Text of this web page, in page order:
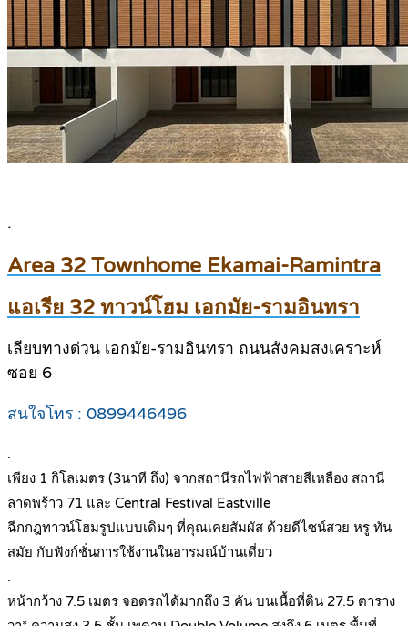
.
Area 32 Townhome Ekamai-Ramintra
แอเรีย 32 ทาวน์โฮม เอกมัย-รามอินทรา
เลียบทางด่วน เอกมัย-รามอินทรา ถนนสังคมสงเคราะห์
ซอย 6
สนใจโทร : 0899446496
.
เพียง 1 กิโลเมตร (3นาที ถึง) จากสถานีรถไฟฟ้าสายสีเหลือง สถานี
ลาดพร้าว 71 และ Central Festival Eastville
ฉีกกฎทาวน์โฮมรูปแบบเดิมๆ ที่คุณเคยสัมผัส ด้วยดีไซน์สวย หรู ทัน
สมัย กับฟังก์ชั่นการใช้งานในอารมณ์บ้านเดี่ยว
.
หน้ากว้าง 7.5 เมตร จอดรถได้มากถึง 3 คัน บนเนื้อที่ดิน 27.5 ตาราง